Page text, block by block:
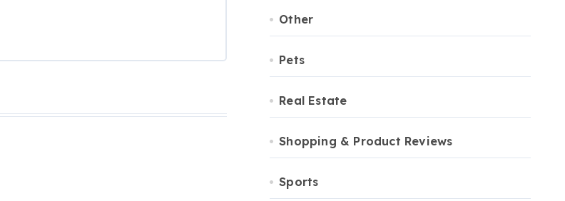
Other
Pets
Real Estate
Shopping & Product Reviews
Sports